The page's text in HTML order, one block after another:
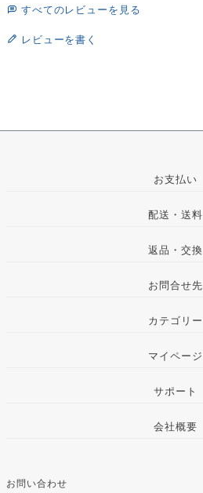
すべてのレビューを見る
レビューを書く
お支払い
配送・送料
返品・交換
お問合せ先
カテゴリー
マイページ
サポート
会社概要
お問い合わせ